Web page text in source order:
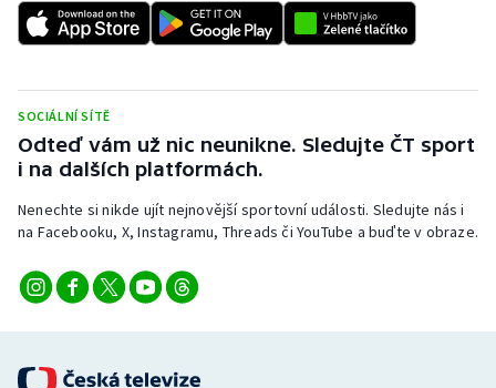
SOCIÁLNÍ SÍTĚ
Odteď vám už nic neunikne. Sledujte ČT sport
i na dalších platformách.
Nenechte si nikde ujít nejnovější sportovní události. Sledujte nás i
na Facebooku, X, Instagramu, Threads či YouTube a buďte v obraze.